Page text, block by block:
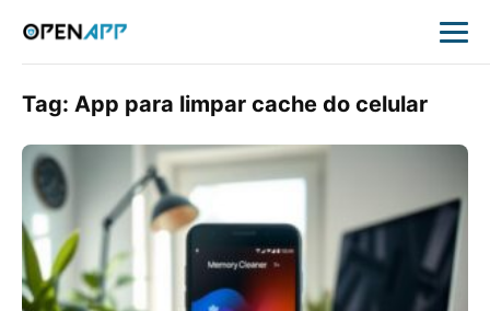
Tag: App para limpar cache do celular